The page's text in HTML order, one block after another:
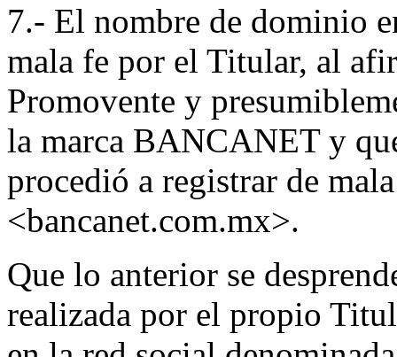
7.- El nombre de dominio
mala fe por el Titular, al
Promovente y
la marca BANCANET y
procedió a registrar de
<bancanet.com.mx>.
Que lo anterior se
realizada por el propio